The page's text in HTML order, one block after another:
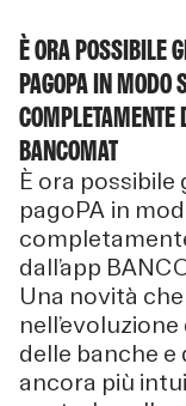
È ORA POSSIBILE
PAGOPA IN MODO
COMPLETAMENTE
BANCOMAT
È ora
pagoPA in
dall’app
Una novità
delle banche
ancora più